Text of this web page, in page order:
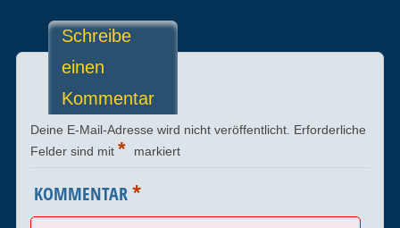
Schreibe
einen
Kommentar
Deine E-Mail-Adresse wird nicht veröffentlicht. Erforderliche
Felder sind mit * markiert
KOMMENTAR*